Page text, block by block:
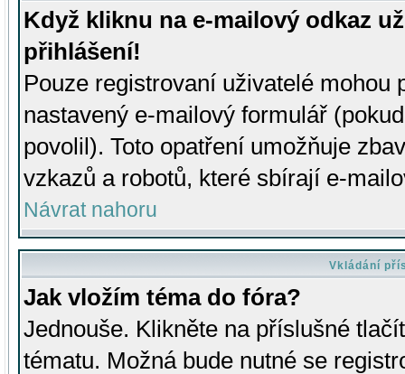
Když kliknu na e-mailový odkaz
přihlášení!
Pouze registrovaní uživatelé mohou
nastavený e-mailový formulář
povolil). Toto opatření umožňuje
vzkazů a robotů, které sbírají e-
Návrat nahoru
Vkládání
Jak vložím téma do fóra?
Jednouše. Klikněte na příslušné
tématu. Možná bude nutné se